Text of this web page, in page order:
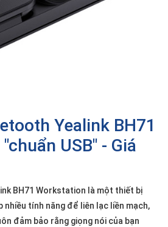
Yealink BH71
USB" - Giá
BH71 Workstation là một thiết bị
nhiều tính năng để liên lạc liền mạch,
đảm bảo rằng giọng nói của bạn